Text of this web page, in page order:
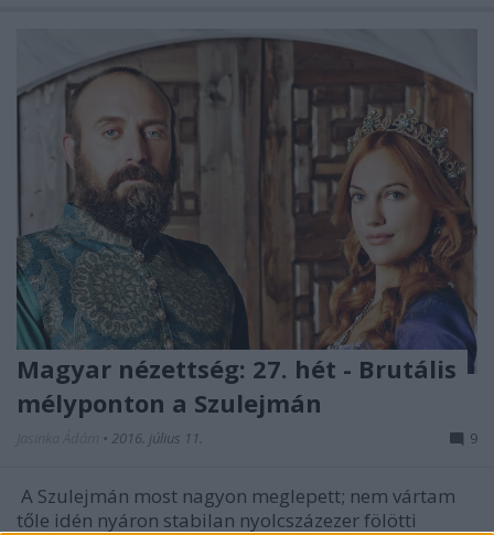
Magyar nézettség: 27. hét - Brutális
mélyponton a Szulejmán
• 2016. július 11. 9
A Szulejmán most nagyon meglepett; nem vártam
tőle idén nyáron stabilan nyolcszázezer fölötti